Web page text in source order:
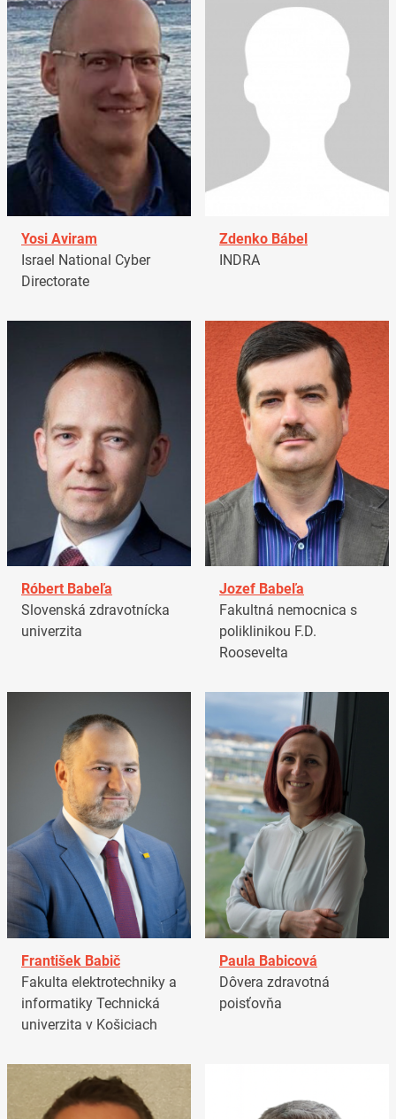
Yosi Aviram
Israel National Cyber
Directorate
Zdenko Bábel
INDRA
Róbert Babeľa
Slovenská zdravotnícka
univerzita
Jozef Babeľa
Fakultná nemocnica s
poliklinikou F.D.
Roosevelta
František Babič
Fakulta elektrotechniky a
informatiky Technická
univerzita v Košiciach
Paula Babicová
Dôvera zdravotná
poisťovňa